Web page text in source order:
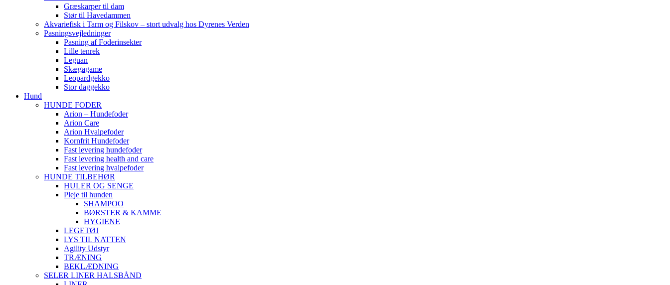
Græskarper til dam
Stør til Havedammen
Akvariefisk i Tarm og Filskov – stort udvalg hos Dyrenes Verden
Pasningsvejledninger
Pasning af Foderinsekter
Lille tenrek
Leguan
Skægagame
Leopardgekko
Stor daggekko
Hund
HUNDE FODER
Arion – Hundefoder
Arion Care
Arion Hvalpefoder
Kornfrit Hundefoder
Fast levering hundefoder
Fast levering health and care
Fast levering hvalpefoder
HUNDE TILBEHØR
HULER OG SENGE
Pleje til hunden
SHAMPOO
BØRSTER & KAMME
HYGIENE
LEGETØJ
LYS TIL NATTEN
Agility Udstyr
TRÆNING
BEKLÆDNING
SELER LINER HALSBÅND